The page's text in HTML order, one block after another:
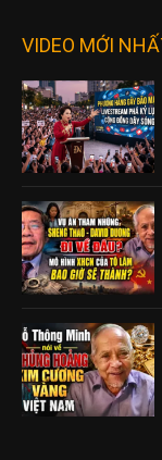
VIDEO MỚI